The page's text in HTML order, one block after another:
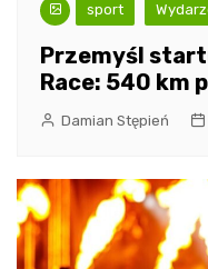
sport
Przemyśl
Race: 540 km
Damian Stępień